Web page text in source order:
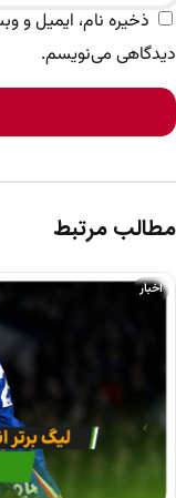
ذخیره نام، ایمیل و
دیدگاهی می‌نویسم.
مطالب مرتبط
اخبار